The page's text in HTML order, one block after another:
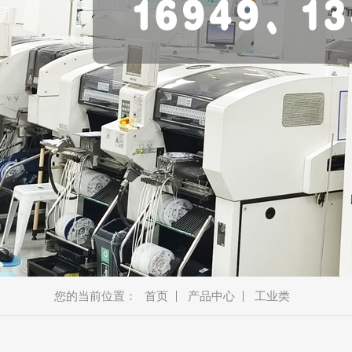
美容类
车载类
消费类
商显类
智能厨电
智能穿戴
蓝牙音箱
教育产品
金融产品
您的当前位置： 首页 产品中心 工业类